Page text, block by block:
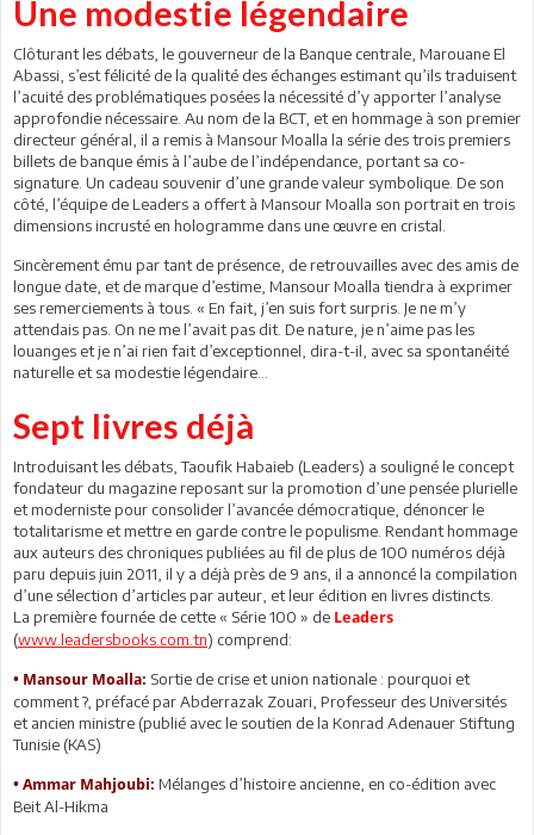
Une modestie légendaire
Clôturant les débats, le gouverneur de la Banque centrale, Marouane El
Abassi, s’est félicité de la qualité des échanges estimant qu’ils traduisent
l’acuité des problématiques posées la nécessité d’y apporter l’analyse
approfondie nécessaire. Au nom de la BCT, et en hommage à son premier
directeur général, il a remis à Mansour Moalla la série des trois premiers
billets de banque émis à l’aube de l’indépendance, portant sa co-
signature. Un cadeau souvenir d’une grande valeur symbolique. De son
côté, l’équipe de Leaders a offert à Mansour Moalla son portrait en trois
dimensions incrusté en hologramme dans une œuvre en cristal.
Sincèrement ému par tant de présence, de retrouvailles avec des amis de
longue date, et de marque d’estime, Mansour Moalla tiendra à exprimer
ses remerciements à tous. « En fait, j’en suis fort surpris. Je ne m’y
attendais pas. On ne me l’avait pas dit. De nature, je n’aime pas les
louanges et je n’ai rien fait d’exceptionnel, dira-t-il, avec sa spontanéité
naturelle et sa modestie légendaire...
Sept livres déjà
Introduisant les débats, Taoufik Habaieb (Leaders) a souligné le concept
fondateur du magazine reposant sur la promotion d’une pensée plurielle
et moderniste pour consolider l’avancée démocratique, dénoncer le
totalitarisme et mettre en garde contre le populisme. Rendant hommage
aux auteurs des chroniques publiées au fil de plus de 100 numéros déjà
paru depuis juin 2011, il y a déjà près de 9 ans, il a annoncé la compilation
d’une sélection d’articles par auteur, et leur édition en livres distincts.
La première fournée de cette « Série 100 » de Leaders
(www.leadersbooks.com.tn) comprend:
• Mansour Moalla: Sortie de crise et union nationale : pourquoi et
comment ?, préfacé par Abderrazak Zouari, Professeur des Universités
et ancien ministre (publié avec le soutien de la Konrad Adenauer Stiftung
Tunisie (KAS)
• Ammar Mahjoubi: Mélanges d’histoire ancienne, en co-édition avec
Beit Al-Hikma